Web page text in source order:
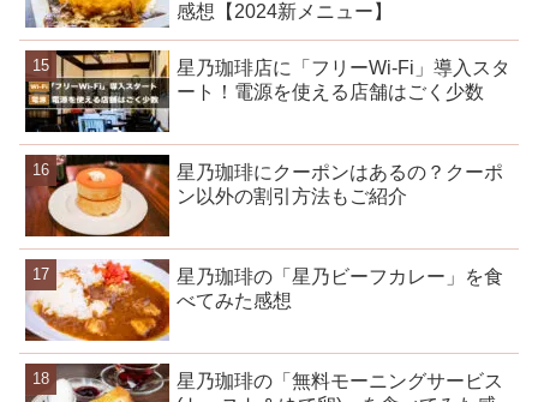
感想【2024新メニュー】
星乃珈琲店に「フリーWi-Fi」導入スタ
ート！電源を使える店舗はごく少数
星乃珈琲にクーポンはあるの？クーポ
ン以外の割引方法もご紹介
星乃珈琲の「星乃ビーフカレー」を食
べてみた感想
星乃珈琲の「無料モーニングサービス